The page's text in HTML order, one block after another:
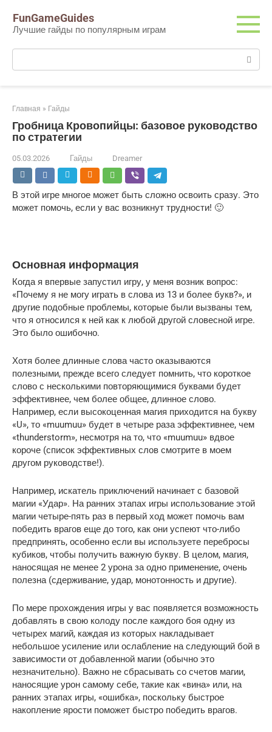
контенту
FunGameGuides
Лучшие гайды по популярным играм
Поиск:
Главная » Гайды
Гробница Кровопийцы: базовое руководство
по стратегии
05.03.2026 Гайды Dreamer
В этой игре многое может быть сложно освоить сразу. Это
может помочь, если у вас возникнут трудности! 🙂
Основная информация
Когда я впервые запустил игру, у меня возник вопрос:
«Почему я не могу играть в слова из 13 и более букв?», и
другие подобные проблемы, которые были вызваны тем,
что я относился к ней как к любой другой словесной игре.
Это было ошибочно.
Хотя более длинные слова часто оказываются
полезными, прежде всего следует помнить, что короткое
слово с несколькими повторяющимися буквами будет
эффективнее, чем более общее, длинное слово.
Например, если высокоценная магия приходится на букву
«U», то «muumuu» будет в четыре раза эффективнее, чем
«thunderstorm», несмотря на то, что «muumuu» вдвое
короче (список эффективных слов смотрите в моем
другом руководстве!).
Например, искатель приключений начинает с базовой
магии «Удар». На ранних этапах игры использование этой
магии четыре-пять раз в первый ход может помочь вам
победить врагов еще до того, как они успеют что-либо
предпринять, особенно если вы используете перебросы
кубиков, чтобы получить важную букву. В целом, магия,
наносящая не менее 2 урона за одно применение, очень
полезна (сдерживание, удар, монотонность и другие).
По мере прохождения игры у вас появляется возможность
добавлять в свою колоду после каждого боя одну из
четырех магий, каждая из которых накладывает
небольшое усиление или ослабление на следующий бой в
зависимости от добавленной магии (обычно это
незначительно). Важно не сбрасывать со счетов магии,
наносящие урон самому себе, такие как «вина» или, на
ранних этапах игры, «ошибка», поскольку быстрое
накопление ярости поможет быстро победить врагов.